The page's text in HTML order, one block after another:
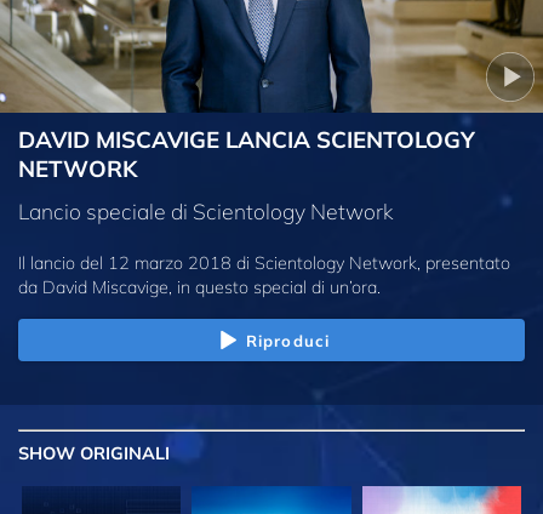
DAVID MISCAVIGE LANCIA SCIENTOLOGY
NETWORK
Lancio speciale di Scientology Network
Il lancio del 12 marzo 2018 di Scientology Network, presentato
da David Miscavige, in questo special di un’ora.
Riproduci
SHOW ORIGINALI